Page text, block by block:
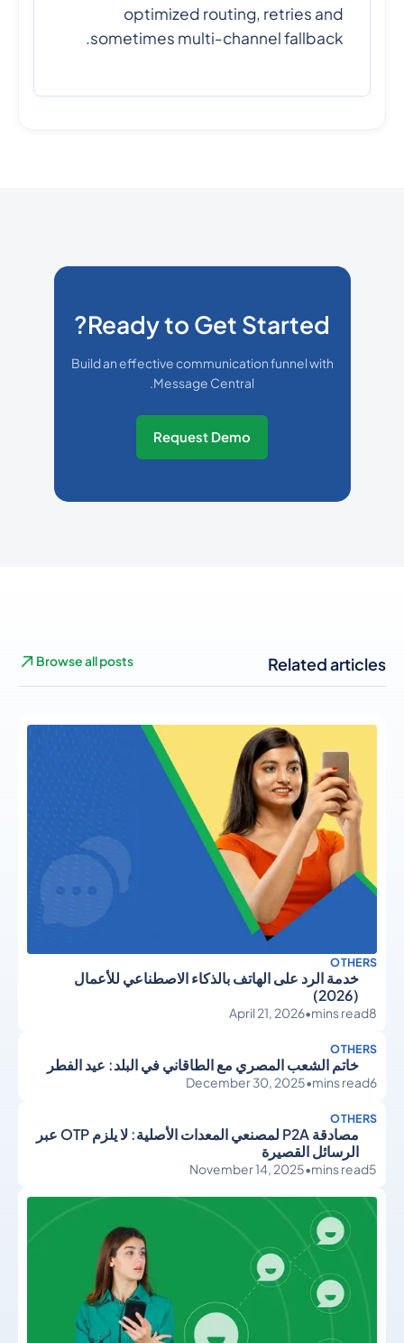
optimized routing, retries and
sometimes multi-channel fallback.
Ready to Get Started?
Build an effective communication funnel with
Message Central.
Request Demo
Related articles
Browse all posts
OTHERS
خدمة الرد على الهاتف بالذكاء الاصطناعي للأعمال
(2026)
8
mins read
•
April 21, 2026
OTHERS
خاتم الشعب المصري مع الطاقاني في البلد: عيد الفطر
6
mins read
•
December 30, 2025
OTHERS
مصادقة P2A لمصنعي المعدات الأصلية: لا يلزم OTP عبر
الرسائل القصيرة
5
mins read
•
November 14, 2025